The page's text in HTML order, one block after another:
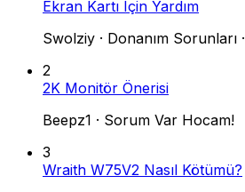
Ekran Kartı Için Yardım
Swolziy · Donanım Sorunları ·
2
2K Monitör Önerisi
Beepz1 · Sorum Var Hocam!
3
Wraith W75V2 Nasıl Kötümü?